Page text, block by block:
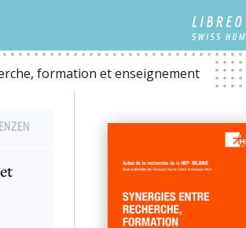
formation et enseignement